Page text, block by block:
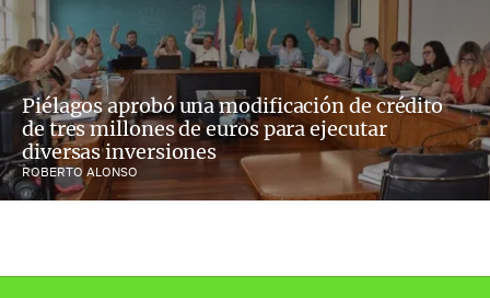
Piélagos aprobó una modificación de crédito
de tres millones de euros para ejecutar
diversas inversiones
ROBERTO ALONSO